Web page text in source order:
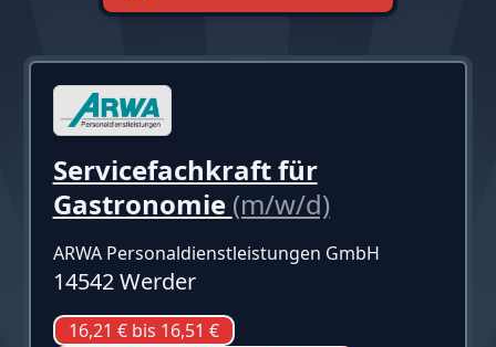
Servicefachkraft für
Gastronomie (m/w/d)
ARWA Personaldienstleistungen GmbH
14542 Werder
16,21 € bis 16,51 €